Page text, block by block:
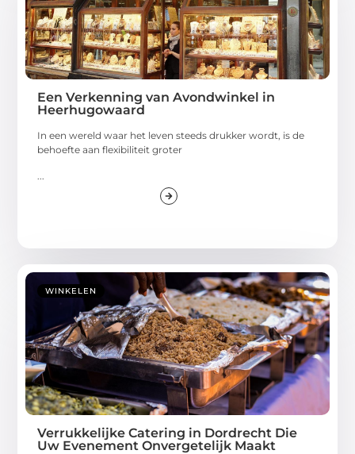
Een Verkenning van Avondwinkel in
Heerhugowaard
In een wereld waar het leven steeds drukker wordt, is de
behoefte aan flexibiliteit groter
WINKELEN
Verrukkelijke Catering in Dordrecht Die
Uw Evenement Onvergetelijk Maakt